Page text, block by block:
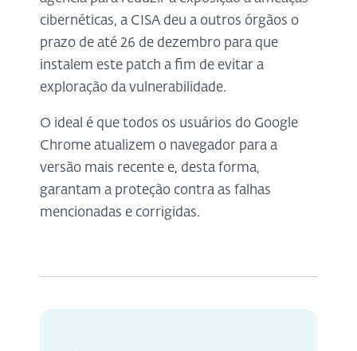
cibernéticas, a CISA deu a outros órgãos o
prazo de até 26 de dezembro para que
instalem este patch a fim de evitar a
exploração da vulnerabilidade.
O ideal é que todos os usuários do Google
Chrome atualizem o navegador para a
versão mais recente e, desta forma,
garantam a proteção contra as falhas
mencionadas e corrigidas.